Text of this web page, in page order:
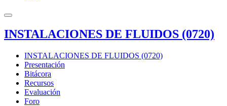
INSTALACIONES DE FLUIDOS (0720)
INSTALACIONES DE FLUIDOS (0720)
Presentación
Bitácora
Recursos
Evaluación
Foro